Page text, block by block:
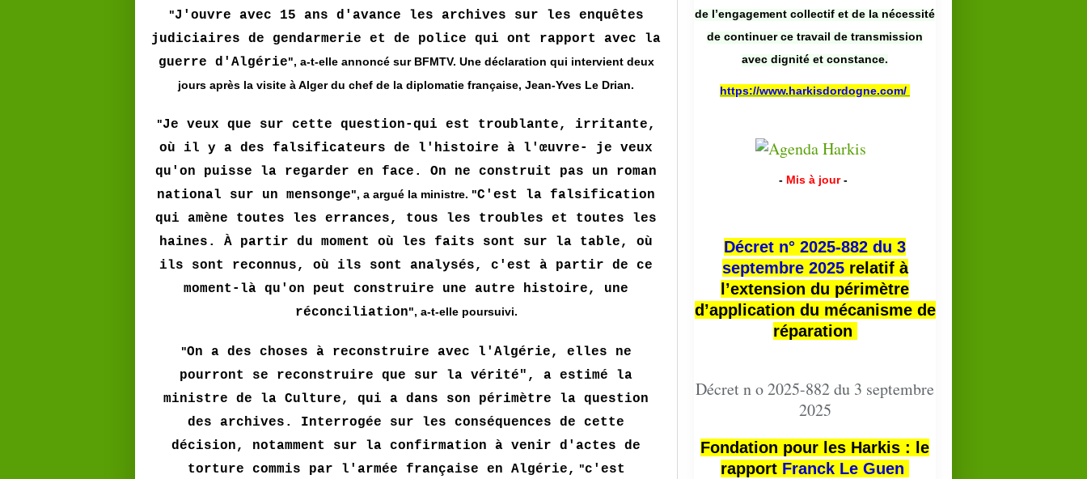
"J'ouvre avec 15 ans d'avance les archives sur les enquêtes
judiciaires de gendarmerie et de police qui ont rapport avec la
guerre d'Algérie", a-t-elle annoncé sur BFMTV. Une déclaration qui intervient deux
jours après la visite à Alger du chef de la diplomatie française, Jean-Yves Le Drian.
"Je veux que sur cette question-qui est troublante, irritante,
où il y a des falsificateurs de l'histoire à l'œuvre- je veux
qu'on puisse la regarder en face. On ne construit pas un roman
national sur un mensonge", a argué la ministre. "C'est la falsification
qui amène toutes les errances, tous les troubles et toutes les
haines. À partir du moment où les faits sont sur la table, où
ils sont reconnus, où ils sont analysés, c'est à partir de ce
moment-là qu'on peut construire une autre histoire, une
réconciliation", a-t-elle poursuivi.
"On a des choses à reconstruire avec l'Algérie, elles ne
pourront se reconstruire que sur la vérité", a estimé la
ministre de la Culture, qui a dans son périmètre la question
des archives. Interrogée sur les conséquences de cette
décision, notamment sur la confirmation à venir d'actes de
torture commis par l'armée française en Algérie, "c'est
de l’engagement collectif et de la nécessité
de continuer ce travail de transmission
avec dignité et constance.
https://www.harkisdordogne.com/
- Mis à jour -
Décret n° 2025-882 du 3
septembre 2025relatif à
l’extension du périmètre
d’application du mécanisme de
réparation
Décret n o 2025-882 du 3 septembre
2025
Fondation pour les Harkis : le
rapport Franck Le Guen